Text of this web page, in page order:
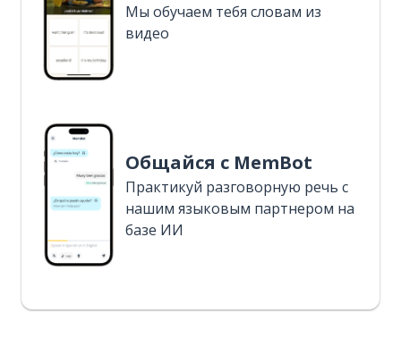
Мы обучаем тебя словам из
видео
Общайся с MemBot
Практикуй разговорную речь с
нашим языковым партнером на
базе ИИ